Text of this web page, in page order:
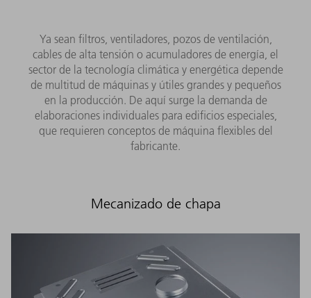
Ya sean filtros, ventiladores, pozos de ventilación,
cables de alta tensión o acumuladores de energía, el
sector de la tecnología climática y energética depende
de multitud de máquinas y útiles grandes y pequeños
en la producción. De aquí surge la demanda de
elaboraciones individuales para edificios especiales,
que requieren conceptos de máquina flexibles del
fabricante.
Mecanizado de chapa